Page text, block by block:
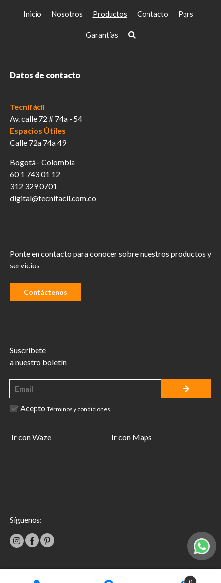
0
Inicio Nosotros Productos Contacto Pqrs
Garantías
Datos de contacto
Tecnifácil
Av. calle 72 # 74a - 54
Espacios Útiles
Calle 72a 74a 49
Bogotá - Colombia
60 1 743 01 12
312 329 0701
digital@tecnifacil.com.co
Ponte en contacto para conocer sobre nuestros productos y
servicios
Contáctenos
Suscríbete
a nuestro boletín
Acepto Términos y condiciones
Ir con Waze Ir con Maps
Síguenos: